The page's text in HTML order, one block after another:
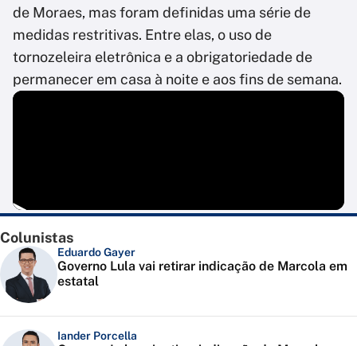
de Moraes, mas foram definidas uma série de
medidas restritivas. Entre elas, o uso de
tornozeleira eletrônica e a obrigatoriedade de
permanecer em casa à noite e aos fins de semana.
Colunistas
Eduardo Gayer
Governo Lula vai retirar indicação de Marcola em
estatal
Iander Porcella